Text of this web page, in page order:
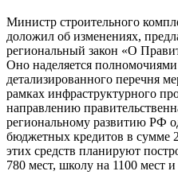
Министр строительного
доложил об изменениях,
региональный закон «О
Оно наделяется
детализированного перечня
рамках инфраструктурного
направлению
региональному развитию РФ
бюджетных кредитов в сумме
этих средств планируют
780 мест, школу на 1100 мест